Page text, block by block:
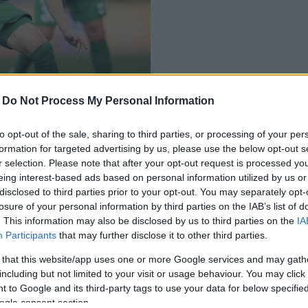
Do Not Process My Personal Information
opt-out of the sale, sharing to third parties, or processing of your
for targeted advertising by us, please use the below opt-out
selection. Please note that after your opt-out request is processed
interest-based ads based on personal information utilized by us
to third parties prior to your opt-out. You may separately
of your personal information by third parties on the IAB’s list of
This information may also be disclosed by us to third parties on the
Participants that may further disclose it to other third parties.
that this website/app uses one or more Google services and may
but not limited to your visit or usage behaviour. You may
to Google and its third-party tags to use your data for below
consent section.